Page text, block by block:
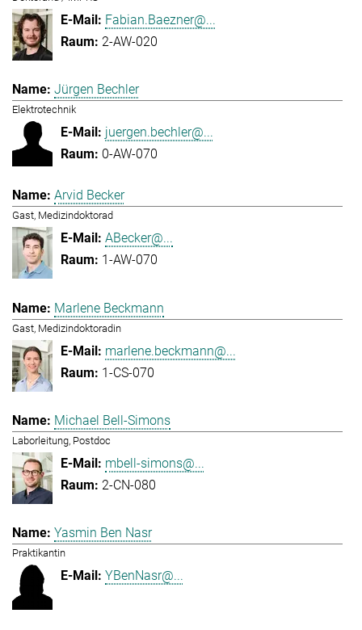
Fabian.Baezner@...
2-AW-020
Jürgen Bechler
Elektrotechnik
juergen.bechler@...
0-AW-070
Arvid Becker
Gast, Medizindoktorad
ABecker@...
1-AW-070
Marlene Beckmann
Gast, Medizindoktoradin
marlene.beckmann@...
1-CS-070
Michael Bell-Simons
Laborleitung, Postdoc
mbell-simons@...
2-CN-080
Yasmin Ben Nasr
Praktikantin
YBenNasr@...